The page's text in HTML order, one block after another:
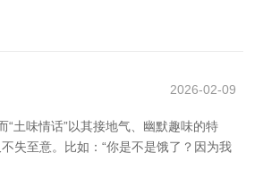
2026-02-09
土味情话”以其接地气、幽默趣味的特
失至意。比如：“你是不是饿了？因为我